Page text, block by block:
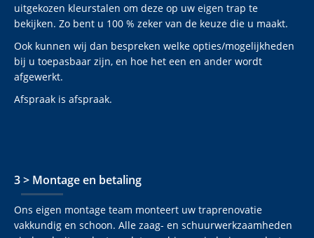
uitgekozen kleurstalen om deze op uw eigen trap te
bekijken. Zo bent u 100 % zeker van de keuze die u maakt.
Ook kunnen wij dan bespreken welke opties/mogelijkheden
bij u toepasbaar zijn, en hoe het een en ander wordt
afgewerkt.
Afspraak is afspraak.
3 > Montage en betaling
Ons eigen montage team monteert uw traprenovatie
vakkundig en schoon. Alle zaag- en schuurwerkzaamheden